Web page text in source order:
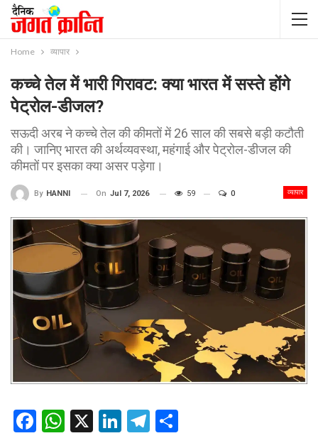
Home व्यापार
कच्चे तेल में भारी गिरावट: क्या भारत में सस्ते होंगे
पेट्रोल-डीजल?
सऊदी अरब ने कच्चे तेल की कीमतों में 26 साल की सबसे बड़ी कटौती
की। जानिए भारत की अर्थव्यवस्था, महंगाई और पेट्रोल-डीजल की
कीमतों पर इसका क्या असर पड़ेगा।
व्यापार
By HANNI On Jul 7, 2026 59 0
Facebook
WhatsApp
X LinkedIn
Telegram